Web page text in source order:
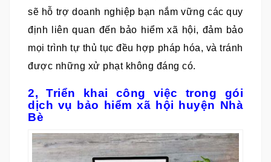
sẽ hỗ trợ doanh nghiệp bạn nắm vững các quy
định liên quan đến bảo hiểm xã hội, đảm bảo
mọi trình tự thủ tục đều hợp pháp hóa, và tránh
được những xử phạt không đáng có.
2, Triển khai công việc trong gói
dịch vụ bảo hiểm xã hội huyện Nhà
Bè